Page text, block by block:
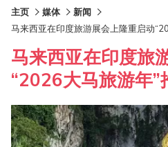
主页 媒体
新闻
马来西亚在印度旅游展会上隆重启动
马来西亚在印度旅
“2026大马旅游年”